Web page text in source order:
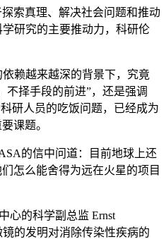
真理、解决社会问题和推动
研究的主要推动力，科研伦
越来越深的背景下，究竟
不择手段的前进”，还是强调
研人员的吃饭问题，已经成为
课题。
的信中问道：目前地球上还
怎么能舍得为远在火星的项目
的科学副总监 Ernst
的发明对消除传染性疾病的